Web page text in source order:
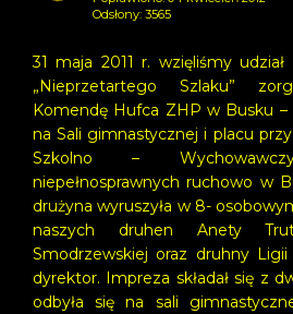
Odsłony: 3565
31 maja 2011 r. wzięliśmy
„Nieprzetartego Szlaku”
Komendę Hufca ZHP w Busku –
na Sali gimnastycznej i placu
Szkolno –
niepełnosprawnych ruchowo w
drużyna wyruszyła w 8-
naszych druhen Anety
Smodrzewskiej oraz druhny
dyrektor. Impreza składał się z
odbyła się na sali